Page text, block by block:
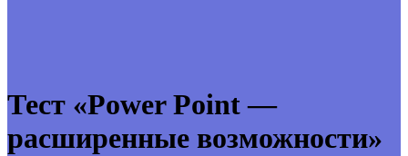
Тест «Power Point —
расширенные возможности»